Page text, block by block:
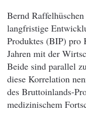
Bernd
langfristige
Produktes (BIP) pro
Jahren mit der
Beide sind parallel
diese Korrelation
des Bruttoinlands-
medizinischem